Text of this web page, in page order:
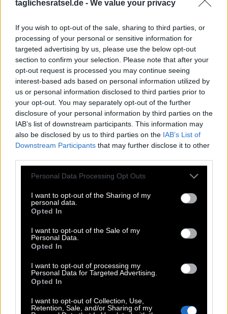
taglichesratsel.de - We value your privacy
If you wish to opt-out of the sale, sharing to third parties, or
processing of your personal or sensitive information for
targeted advertising by us, please use the below opt-out
section to confirm your selection. Please note that after your
opt-out request is processed you may continue seeing
interest-based ads based on personal information utilized by
us or personal information disclosed to third parties prior to
your opt-out. You may separately opt-out of the further
disclosure of your personal information by third parties on the
IAB’s list of downstream participants. This information may
also be disclosed by us to third parties on the IAB’s List of
Downstream Participants that may further disclose it to other
Personal Data Processing Opt Outs
I want to opt-out of the Sharing of my
personal data.
Opted In
I want to opt-out of the Sale of my
Personal Data.
Opted In
I want to opt-out of processing my
Personal Data for Targeted Advertising.
Opted In
I want to opt-out of Collection, Use,
Retention, Sale, and/or Sharing of my
A S S
E
S
I T T
E
I
R R E
N
G
E B E
R
A
H N E
N
G
E B T
Die höchsten Spielkarten, z. B. beim Poker:
A
S S
E
Die Sonne ist kein Planet, sondern ein __
T E R
N
Wörtchen, das auf eine andere Seite verweist
E H
E
A
G
Sitz der Banken und Börse in New York: Wall __